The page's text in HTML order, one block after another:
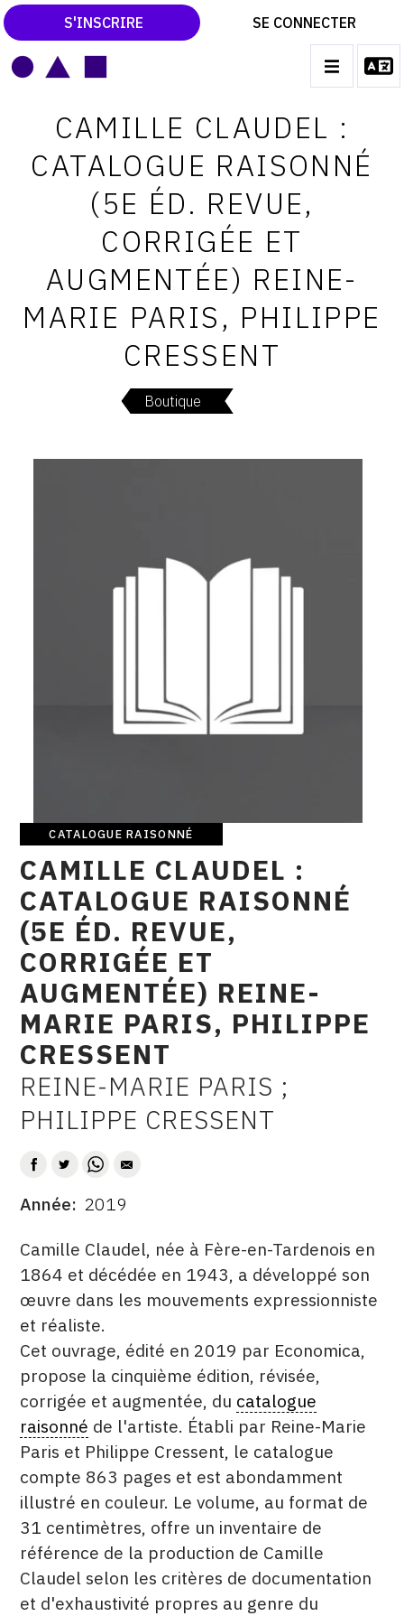
S'INSCRIRE SE CONNECTER
navigation
CATALOGUES RAISONNÉS
LES EXPOSITIONS
LES VERNISSAGES
ARCHIVES DES EXPOSITIONS
ACTUALITÉS DU MONDE DE L'ART
LIBRAIRIE : LIVRES & CATALOGUES
LEXIQUE ARTISTIQUE
SERVICES
CRÉER SON CATALOGUE D'EXPO
À PROPOS
CONTACT
CGU
CGV
SUIVEZ-NOUS
INSTAGRAM
TWITTER
PINTEREST
CAMILLE CLAUDEL :
CATALOGUE RAISONNÉ
(5E ÉD. REVUE,
CORRIGÉE ET
AUGMENTÉE) REINE-
MARIE PARIS, PHILIPPE
CRESSENT
Boutique
Catalogue
raisonné
CATALOGUE RAISONNÉ
CAMILLE CLAUDEL :
CATALOGUE RAISONNÉ
(5E ÉD. REVUE,
CORRIGÉE ET
AUGMENTÉE) REINE-
MARIE PARIS, PHILIPPE
CRESSENT
AUTEUR
REINE-MARIE PARIS ;
PHILIPPE CRESSENT
DATE
Année 2019
DESCRITPTION
Camille Claudel, née à Fère-en-Tardenois en
1864 et décédée en 1943, a développé son
œuvre dans les mouvements expressionniste
et réaliste.
Cet ouvrage, édité en 2019 par Economica,
propose la cinquième édition, révisée,
corrigée et augmentée, du catalogue
raisonné de l'artiste. Établi par Reine-Marie
Paris et Philippe Cressent, le catalogue
compte 863 pages et est abondamment
illustré en couleur. Le volume, au format de
31 centimètres, offre un inventaire de
référence de la production de Camille
Claudel selon les critères de documentation
et d'exhaustivité propres au genre du